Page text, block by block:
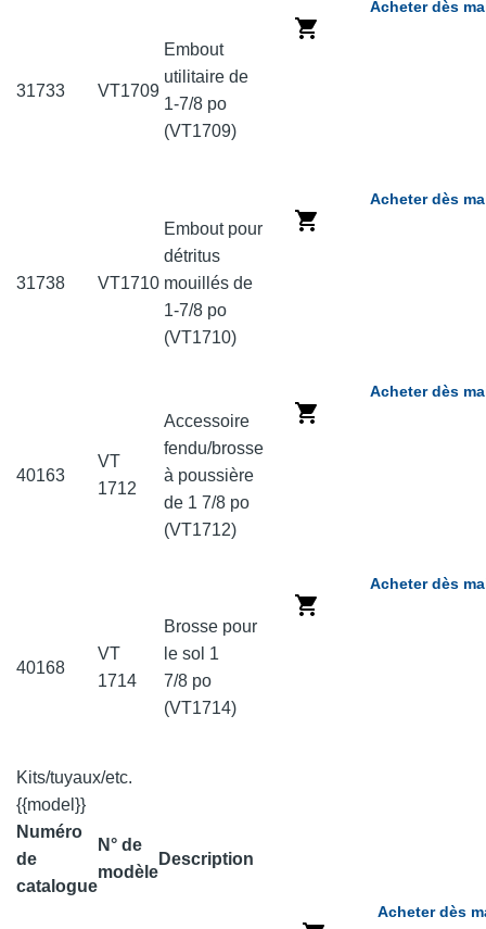
31733 VT1709
Embout
utilitaire de
1-7/8 po
(VT1709)
Acheter dès
31738 VT1710
Embout pour
détritus
mouillés de
1-7/8 po
(VT1710)
Acheter dès
40163
VT
1712
Accessoire
fendu/brosse
à poussière
de 1 7/8 po
(VT1712)
Acheter dès
40168
VT
1714
Brosse pour
le sol 1
7/8 po
(VT1714)
Acheter dès
Kits/tuyaux/etc.
{{model}}
Numéro
de
catalogue
N° de
modèle
Description
Acheter dès